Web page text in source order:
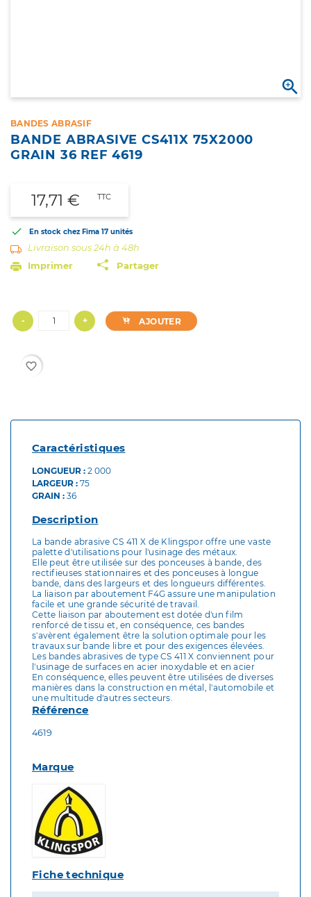

BANDES ABRASIF
BANDE ABRASIVE CS411X 75X2000
GRAIN 36 REF 4619
17,71 € TTC
 En stock chez Fima 17 unités
Livraison sous 24h à 48h
Imprimer
Partager
- + AJOUTER
favorite_border
Caractéristiques
LONGUEUR : 2 000
LARGEUR : 75
GRAIN : 36
Description
La bande abrasive CS 411 X de Klingspor offre une vaste
palette d'utilisations pour l'usinage des métaux.
Elle peut être utilisée sur des ponceuses à bande, des
rectifieuses stationnaires et des ponceuses à longue
bande, dans des largeurs et des longueurs différentes.
La liaison par aboutement F4G assure une manipulation
facile et une grande sécurité de travail.
Cette liaison par aboutement est dotée d'un film
renforcé de tissu et, en conséquence, ces bandes
s'avèrent également être la solution optimale pour les
travaux sur bande libre et pour des exigences élevées.
Les bandes abrasives de type CS 411 X conviennent pour
l'usinage de surfaces en acier inoxydable et en acier
En conséquence, elles peuvent être utilisées de diverses
manières dans la construction en métal, l'automobile et
une multitude d'autres secteurs.
Référence
4619
Marque
Fiche technique